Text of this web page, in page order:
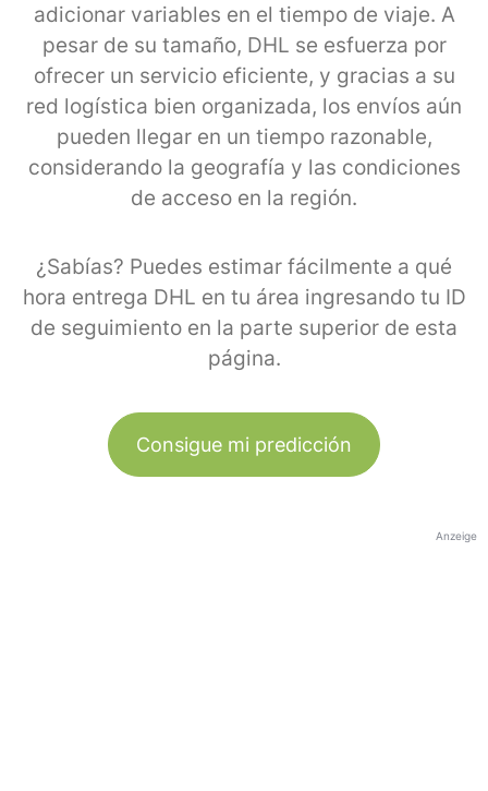
adicionar variables en el tiempo de viaje. A
pesar de su tamaño, DHL se esfuerza por
ofrecer un servicio eficiente, y gracias a su
red logística bien organizada, los envíos aún
pueden llegar en un tiempo razonable,
considerando la geografía y las condiciones
de acceso en la región.
¿Sabías? Puedes estimar fácilmente a qué
hora entrega DHL en tu área ingresando tu ID
de seguimiento en la parte superior de esta
página.
Consigue mi predicción
Anzeige